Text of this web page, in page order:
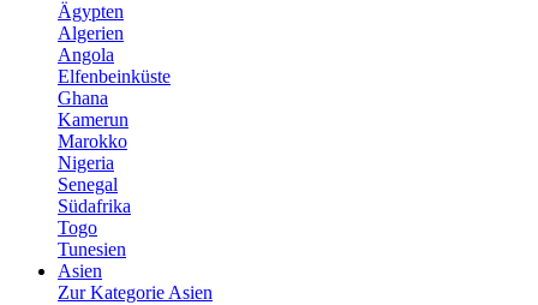
Ägypten
Algerien
Angola
Elfenbeinküste
Ghana
Kamerun
Marokko
Nigeria
Senegal
Südafrika
Togo
Tunesien
Asien
Zur Kategorie Asien